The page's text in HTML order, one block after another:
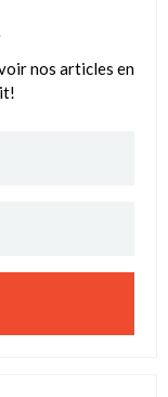
nos articles en